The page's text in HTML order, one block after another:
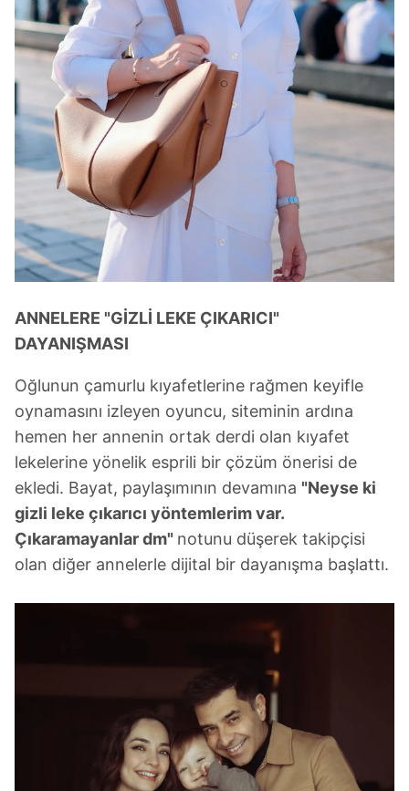
ANNELERE "GİZLİ LEKE ÇIKARICI"
DAYANIŞMASI
Oğlunun çamurlu kıyafetlerine rağmen keyifle
oynamasını izleyen oyuncu, siteminin ardına
hemen her annenin ortak derdi olan kıyafet
lekelerine yönelik esprili bir çözüm önerisi de
ekledi. Bayat, paylaşımının devamına "Neyse ki
gizli leke çıkarıcı yöntemlerim var.
Çıkaramayanlar dm" notunu düşerek takipçisi
olan diğer annelerle dijital bir dayanışma başlattı.